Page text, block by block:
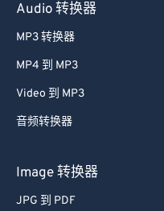
Audio 转换器
MP3 转换器
MP4 到 MP3
Video 到 MP3
音频转换器
Image 转换器
JPG 到 PDF